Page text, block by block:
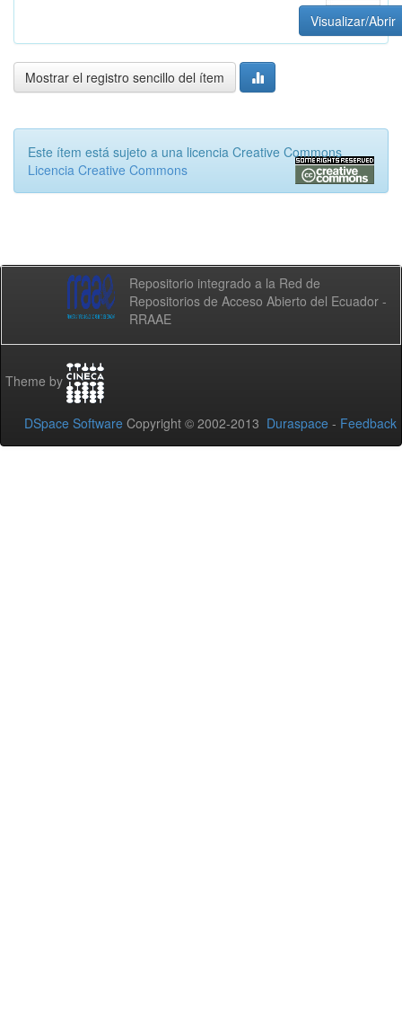
Visualizar/Abrir
Mostrar el registro sencillo del ítem
Este ítem está sujeto a una licencia Creative Commons
Licencia Creative Commons
Repositorio integrado a la Red de
Repositorios de Acceso Abierto del Ecuador -
RRAAE
Theme by
DSpace Software Copyright © 2002-2013 Duraspace - Feedback